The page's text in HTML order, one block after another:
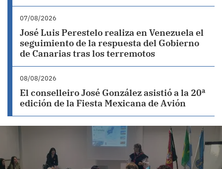
07/08/2026
José Luis Perestelo realiza en Venezuela el
seguimiento de la respuesta del Gobierno
de Canarias tras los terremotos
08/08/2026
El conselleiro José González asistió a la 20ª
edición de la Fiesta Mexicana de Avión